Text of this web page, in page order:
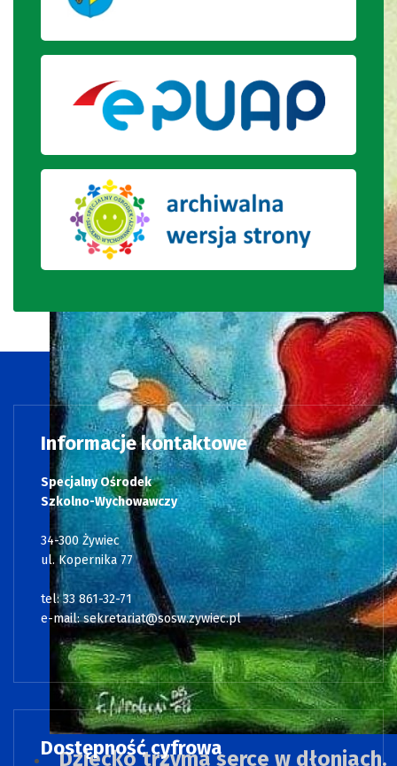
Dziecko trzyma serce w dłoniach.
Informacje kontaktowe
Specjalny Ośrodek
Szkolno-Wychowawczy
34-300 Żywiec
ul. Kopernika 77
tel: 33 861-32-71
e-mail:sekretariat@sosw.zywiec.pl
Dostępność cyfrowa